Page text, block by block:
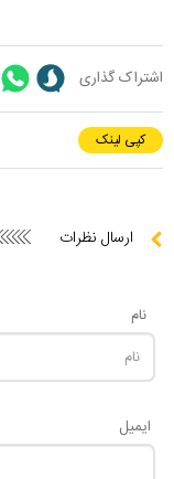
اشتراک گذاری
کپی لینک
ارسال نظرات
نام
ایمیل